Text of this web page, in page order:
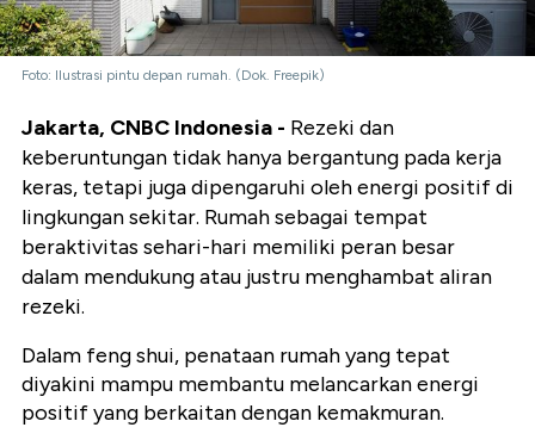
Foto: Ilustrasi pintu depan rumah. (Dok. Freepik)
Jakarta, CNBC Indonesia - Rezeki dan
keberuntungan tidak hanya bergantung pada kerja
keras, tetapi juga dipengaruhi oleh energi positif di
lingkungan sekitar. Rumah sebagai tempat
beraktivitas sehari-hari memiliki peran besar
dalam mendukung atau justru menghambat aliran
rezeki.
Dalam feng shui, penataan rumah yang tepat
diyakini mampu membantu melancarkan energi
positif yang berkaitan dengan kemakmuran.